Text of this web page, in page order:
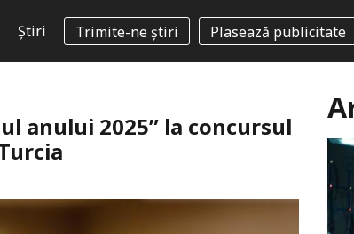
Știri Trimite-ne știri Plasează publicitate
anului 2025” la concursul